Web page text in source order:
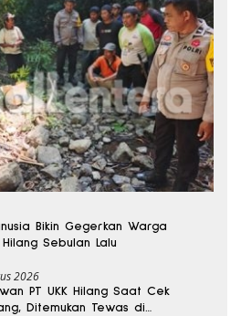
Bikin Gegerkan Warga
Sebulan Lalu
2026
PT UKK Hilang Saat Cek
Ditemukan Tewas di